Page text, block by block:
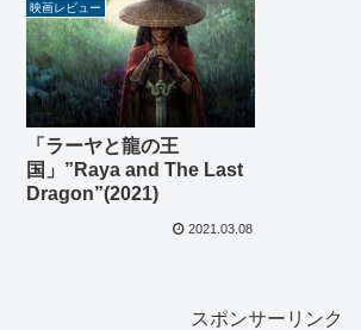
映画レビュー
「ラーヤと龍の王
国」”Raya and The Last
Dragon”(2021)
2021.03.08
スポンサーリンク